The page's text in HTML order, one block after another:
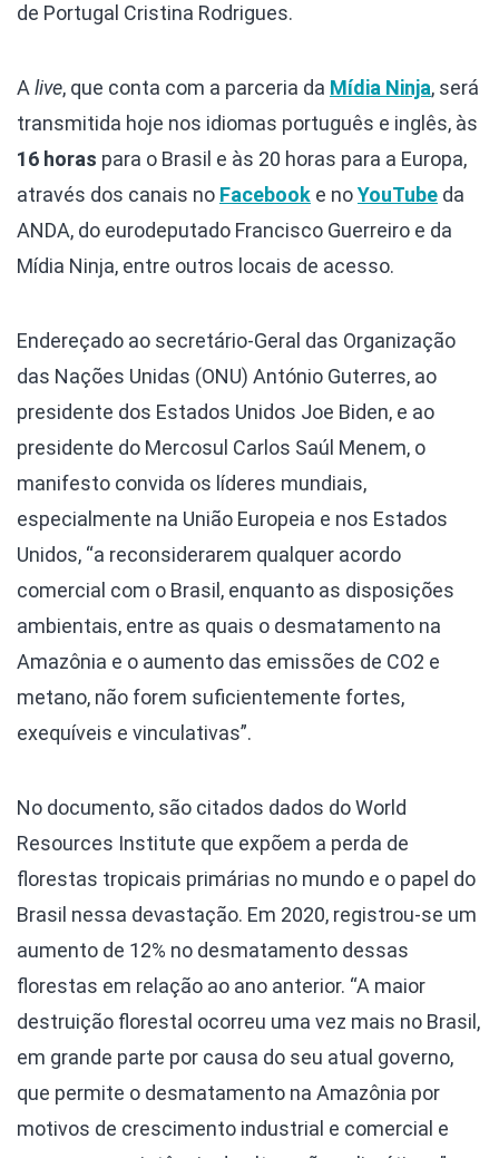
de Portugal Cristina Rodrigues.
A live, que conta com a parceria da Mídia Ninja, será
transmitida hoje nos idiomas português e inglês, às
16 horas para o Brasil e às 20 horas para a Europa,
através dos canais no Facebook e noYouTube da
ANDA, do eurodeputado Francisco Guerreiro e da
Mídia Ninja, entre outros locais de acesso.
Endereçado ao secretário-Geral das Organização
das Nações Unidas (ONU) António Guterres, ao
presidente dos Estados Unidos Joe Biden, e ao
presidente do Mercosul Carlos Saúl Menem, o
manifesto convida os líderes mundiais,
especialmente na União Europeia e nos Estados
Unidos, “a reconsiderarem qualquer acordo
comercial com o Brasil, enquanto as disposições
ambientais, entre as quais o desmatamento na
Amazônia e o aumento das emissões de CO2 e
metano, não forem suficientemente fortes,
exequíveis e vinculativas”.
No documento, são citados dados do World
Resources Institute que expõem a perda de
florestas tropicais primárias no mundo e o papel do
Brasil nessa devastação. Em 2020, registrou-se um
aumento de 12% no desmatamento dessas
florestas em relação ao ano anterior. “A maior
destruição florestal ocorreu uma vez mais no Brasil,
em grande parte por causa do seu atual governo,
que permite o desmatamento na Amazônia por
motivos de crescimento industrial e comercial e